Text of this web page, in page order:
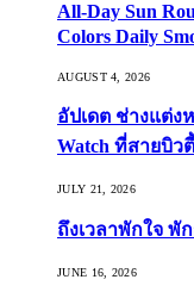
All-Day Sun
Colors Daily
AUGUST 4, 2026
อัปเดต ช่างแต่ง
Watch ที่สายบิว
JULY 21, 2026
ถึงเวลาพักใจ พั
JUNE 16, 2026